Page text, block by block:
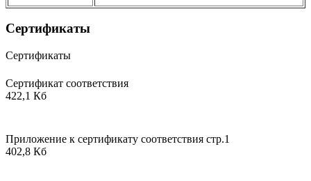
Сертификаты
Сертификаты
Сертификат соответствия
422,1 Кб
Приложение к сертификату соответствия стр.1
402,8 Кб